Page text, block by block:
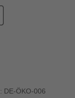
: DE-ÖKO-006